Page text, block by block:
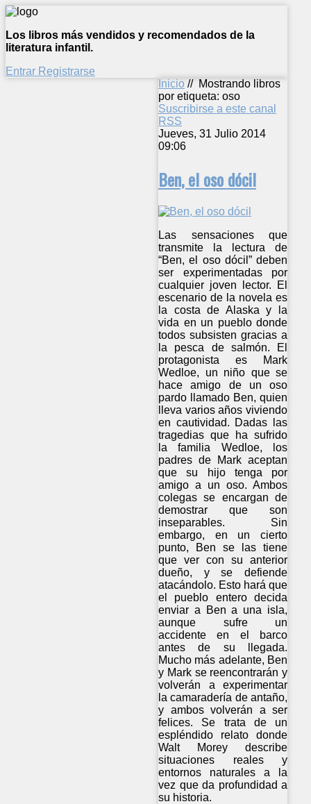
Los libros más vendidos y recomendados de la
literatura infantil.
Entrar Registrarse
Inicio // Mostrando libros
por etiqueta: oso
Suscribirse a este canal
RSS
Jueves, 31 Julio 2014
09:06
Ben, el oso dócil
Las sensaciones que
transmite la lectura de
“Ben, el oso dócil” deben
ser experimentadas por
cualquier joven lector. El
escenario de la novela es
la costa de Alaska y la
vida en un pueblo donde
todos subsisten gracias a
la pesca de salmón. El
protagonista es Mark
Wedloe, un niño que se
hace amigo de un oso
pardo llamado Ben, quien
lleva varios años viviendo
en cautividad. Dadas las
tragedias que ha sufrido
la familia Wedloe, los
padres de Mark aceptan
que su hijo tenga por
amigo a un oso. Ambos
colegas se encargan de
demostrar que son
inseparables. Sin
embargo, en un cierto
punto, Ben se las tiene
que ver con su anterior
dueño, y se defiende
atacándolo. Esto hará que
el pueblo entero decida
enviar a Ben a una isla,
aunque sufre un
accidente en el barco
antes de su llegada.
Mucho más adelante, Ben
y Mark se reencontrarán y
volverán a experimentar
la camaradería de antaño,
y ambos volverán a ser
felices. Se trata de un
espléndido relato donde
Walt Morey describe
situaciones reales y
entornos naturales a la
vez que da profundidad a
su historia.